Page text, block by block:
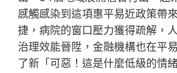
感觸感染到這項惠平易近政策帶
捷，病院的窗口壓力獲得疏解，
治理效能晉陞，金融機構也在平
了新「可惡！這是什麼低級的情